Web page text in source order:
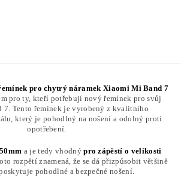
pro chytrý náramek Xiaomi Mi Band 7
pro ty, kteří potřebují nový řemínek pro svůj
7. Tento řemínek je vyrobený z kvalitního
který je pohodlný na nošení a odolný proti
opotřebení.
a je tedy vhodnýpro zápěstí o velikosti
rozpětí znamená, že se dá přizpůsobit většině
pohodlné a bezpečné nošení.